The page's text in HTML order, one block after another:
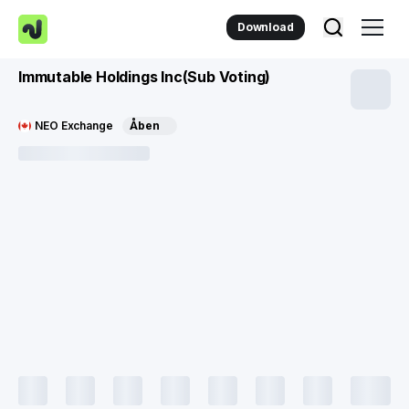
Download
Immutable Holdings Inc(Sub Voting)
NEO Exchange Åben